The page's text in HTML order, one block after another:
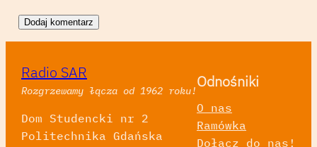
Radio SAR
Rozgrzewamy łącza od 1962 roku!
Dom Studencki nr 2
Politechnika Gdańska
Odnośniki
O nas
Ramówka
Dołącz do nas!